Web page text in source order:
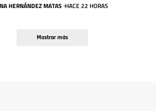
HERNÁNDEZ MATAS HACE 22 HORAS
Mostrar más